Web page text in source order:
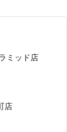
ミッド店
店